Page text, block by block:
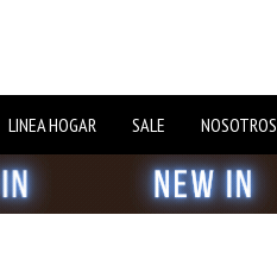
LINEA HOGAR SALE NOSOTROS